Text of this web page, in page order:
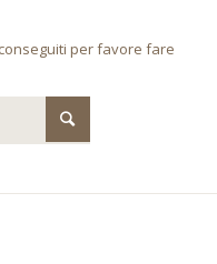
per favore fare